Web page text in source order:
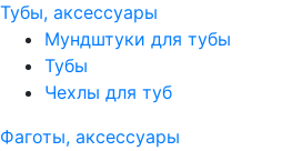
Тубы, аксессуары
Мундштуки для тубы
Тубы
Чехлы для туб
Фаготы, аксессуары